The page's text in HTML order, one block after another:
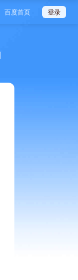
百度首页 登录